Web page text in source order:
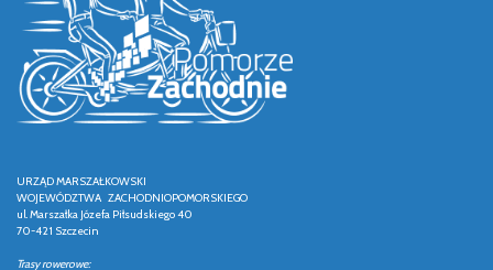
URZĄD MARSZAŁKOWSKI
WOJEWÓDZTWA ZACHODNIOPOMORSKIEGO
ul. Marszałka Józefa Piłsudskiego 40
70-421 Szczecin
Trasy rowerowe: